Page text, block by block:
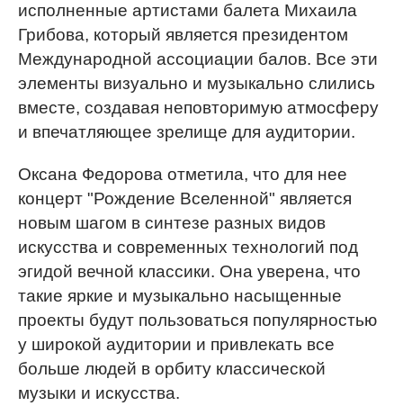
исполненные артистами балета Михаила
Грибова, который является президентом
Международной ассоциации балов. Все эти
элементы визуально и музыкально слились
вместе, создавая неповторимую атмосферу
и впечатляющее зрелище для аудитории.
Оксана Федорова отметила, что для нее
концерт "Рождение Вселенной" является
новым шагом в синтезе разных видов
искусства и современных технологий под
эгидой вечной классики. Она уверена, что
такие яркие и музыкально насыщенные
проекты будут пользоваться популярностью
у широкой аудитории и привлекать все
больше людей в орбиту классической
музыки и искусства.